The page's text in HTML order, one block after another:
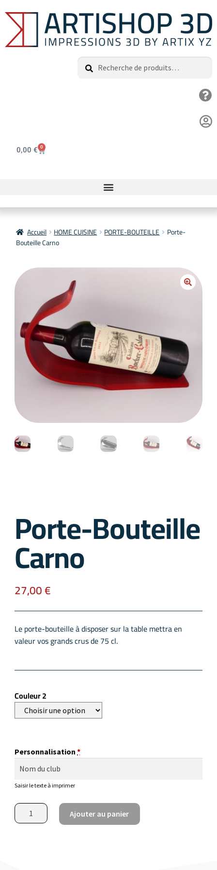
Recherche
0,00 € 0
Accueil HOME CUISINE PORTE-BOUTEILLE
Porte-
Bouteille Carno
Porte-Bouteille
Carno
27,00€
Le porte-bouteille à disposer sur la table mettra en
valeur vos grands crus de 75 cl.
Couleur 2
Personnalisation *
Saisir le texte à imprimer
Ajouter au panier